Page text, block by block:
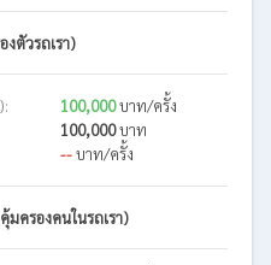
ตัวรถเรา)
100,000บาท/ครั้ง
100,000บาท
--บาท/ครั้ง
ครองคนในรถเรา)